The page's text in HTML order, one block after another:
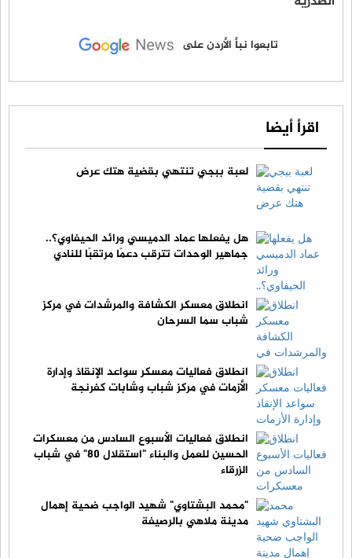
تابعوا نبأ الأردن على
اقرأ أيضا
لعبة ببجي تنتهي بقضية هتك عرض
هل يفعلها عماد الدميسي ورائد الحيفاوي؟..
جماهير الوحدات تترقب دعمًا مرتقبًا للنادي
انطلاق معسكر الكشافة والمرشدات في مركز
شباب سما السرحان
انطلاق فعاليات معسكر سواعد الإنقاذ وإدارة
الأزمات في مركز شباب وشابات كفرنجة
انطلاق فعاليات الأسبوع السادس من معسكرات
الحسين للعمل والبناء "استقلال 80" في شباب
الزرقاء
"محمد البشتاوي" شهيد الواجب ضحية إهمال
مدينة ملاهي بالرصيفة